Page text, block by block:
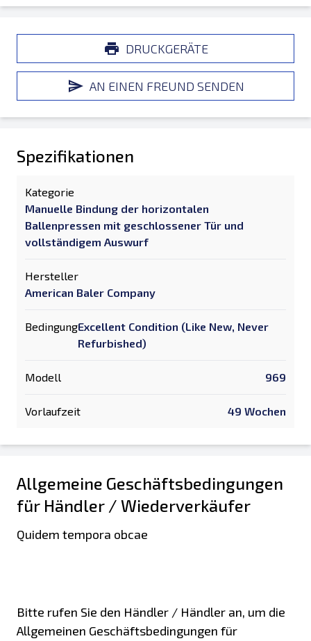
DRUCKGERÄTE
AN EINEN FREUND SENDEN
Spezifikationen
Kategorie
Manuelle Bindung der horizontalen
Ballenpressen mit geschlossener Tür und
vollständigem Auswurf
Hersteller
American Baler Company
BedingungExcellent Condition (Like New, Never
Refurbished)
Modell 969
Vorlaufzeit 49 Wochen
Allgemeine Geschäftsbedingungen
für Händler / Wiederverkäufer
Quidem tempora obcae
Bitte rufen Sie den Händler / Händler an, um die
Allgemeinen Geschäftsbedingungen für